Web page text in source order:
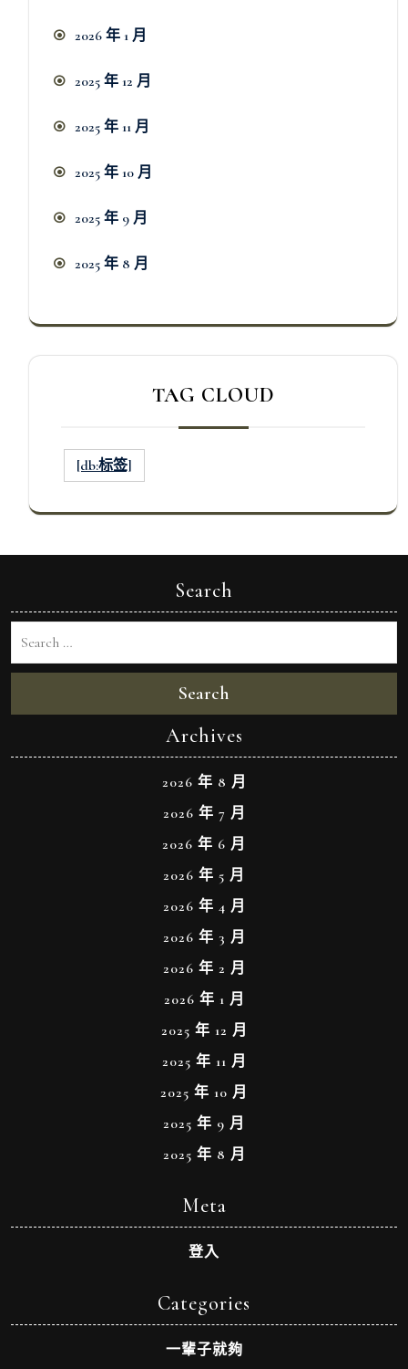
2026 年 1 月
2025 年 12 月
2025 年 11 月
2025 年 10 月
2025 年 9 月
2025 年 8 月
TAG CLOUD
[db:标签]
Search
Search
Archives
2026 年 8 月
2026 年 7 月
2026 年 6 月
2026 年 5 月
2026 年 4 月
2026 年 3 月
2026 年 2 月
2026 年 1 月
2025 年 12 月
2025 年 11 月
2025 年 10 月
2025 年 9 月
2025 年 8 月
Meta
登入
Categories
一輩子就夠